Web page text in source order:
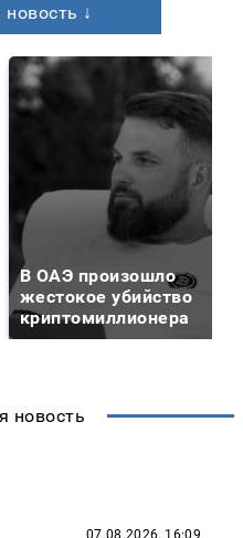
↓
В ОАЭ произошло
жестокое убийство
криптомиллионера
новость
07.08.2026, 16:09